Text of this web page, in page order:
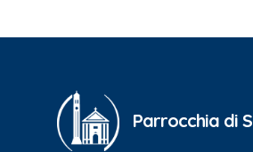
Parrocchia di